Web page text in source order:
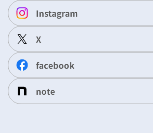
Instagram
X
facebook
note